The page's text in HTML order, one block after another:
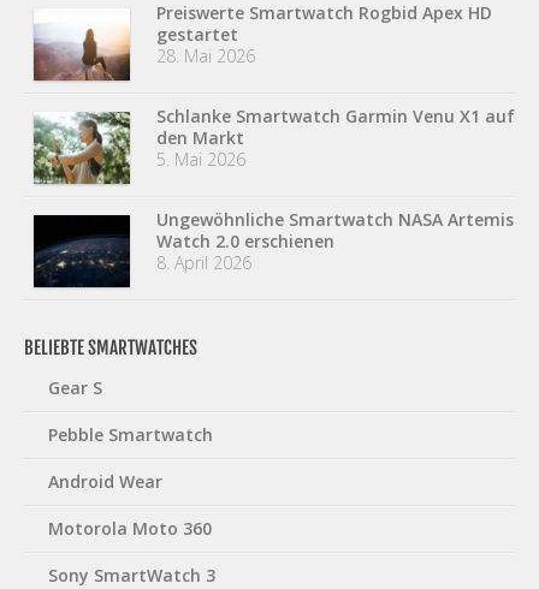
Preiswerte Smartwatch Rogbid Apex HD
gestartet
28. Mai 2026
Schlanke Smartwatch Garmin Venu X1 auf
den Markt
5. Mai 2026
Ungewöhnliche Smartwatch NASA Artemis
Watch 2.0 erschienen
8. April 2026
BELIEBTE SMARTWATCHES
Gear S
Pebble Smartwatch
Android Wear
Motorola Moto 360
Sony SmartWatch 3